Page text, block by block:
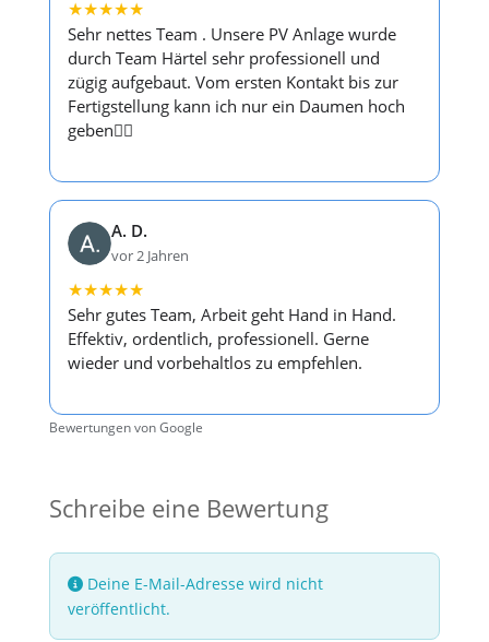
★★★★★
Sehr nettes Team . Unsere PV Anlage wurde
durch Team Härtel sehr professionell und
zügig aufgebaut. Vom ersten Kontakt bis zur
Fertigstellung kann ich nur ein Daumen hoch
geben👍🏻
A. D.
vor 2 Jahren
★★★★★
Sehr gutes Team, Arbeit geht Hand in Hand.
Effektiv, ordentlich, professionell. Gerne
wieder und vorbehaltlos zu empfehlen.
Bewertungen von Google
Schreibe eine Bewertung
Deine E-Mail-Adresse wird nicht
veröffentlicht.